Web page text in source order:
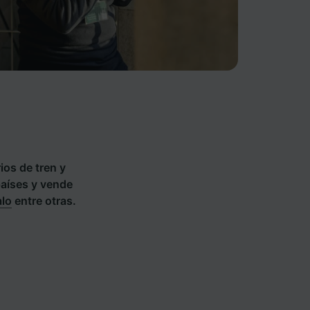
de tren y
y vende
entre otras.